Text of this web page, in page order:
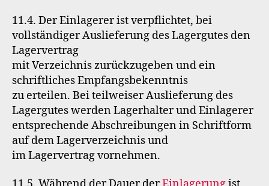
11.4. Der Einlagerer ist verpflichtet, bei
vollständiger Auslieferung des Lagergutes den
Lagervertrag
mit Verzeichnis zurückzugeben und ein
schriftliches Empfangsbekenntnis
zu erteilen. Bei teilweiser Auslieferung des
Lagergutes werden Lagerhalter und Einlagerer
entsprechende Abschreibungen in Schriftform
auf dem Lagerverzeichnis und
im Lagervertrag vornehmen.